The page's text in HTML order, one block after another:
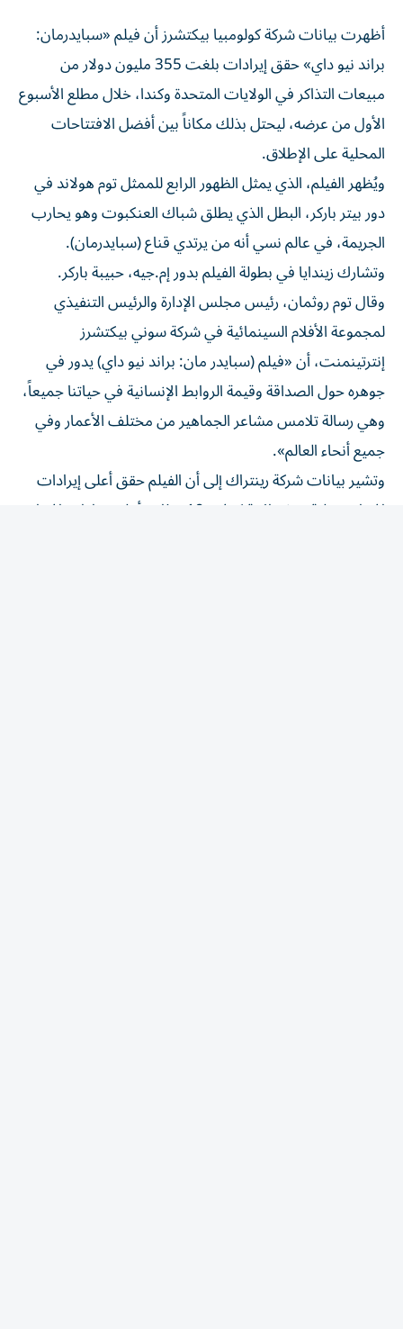
أظهرت بيانات شركة كولومبيا بيكتشرز أن فيلم «سبايدرمان:
براند نيو داي» حقق إيرادات بلغت 355 ‌مليون دولار من
مبيعات التذاكر في الولايات المتحدة وكندا، ​خلال ⁠مطلع الأسبوع
الأول من عرضه، ليحتل ‌بذلك مكاناً بين أفضل ‌الافتتاحات
المحلية على الإطلاق.
ويُظهر الفيلم، الذي يمثل الظهور الرابع للممثل توم هولاند في
دور بيتر باركر، البطل ‌الذي يطلق شباك العنكبوت وهو يحارب
الجريمة، في عالم نسي ⁠أنه من يرتدي قناع (سبايدرمان).
وتشارك زيندايا في بطولة الفيلم بدور إم.جيه، حبيبة باركر.
وقال توم روثمان، رئيس مجلس الإدارة والرئيس التنفيذي
لمجموعة الأفلام السينمائية في شركة سوني بيكتشرز
إنترتينمنت، أن «فيلم (سبايدر مان: براند نيو داي) يدور في
جوهره ​حول الصداقة وقيمة الروابط الإنسانية في حياتنا جميعاً،
وهي ‌رسالة تلامس مشاعر الجماهير من مختلف الأعمار وفي
جميع أنحاء العالم».
وتشير بيانات شركة رينتراك إلى أن الفيلم ⁠حقق أعلى إيرادات
افتتاح محلية منذ جائحة كوفيد-19، وثاني أعلى إيرادات افتتاح